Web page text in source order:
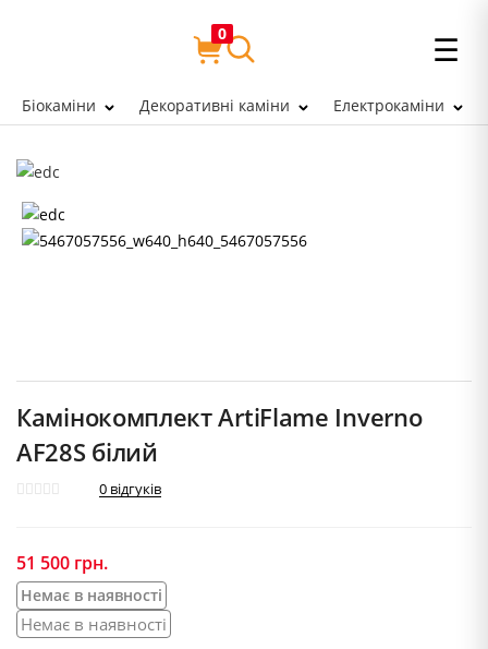
☰
0
Біокаміни Декоративні каміни Електрокаміни
Камінокомплект ArtiFlame Inverno
AF28S білий
0 відгуків
51 500 грн.
Немає в наявності
Немає в наявності